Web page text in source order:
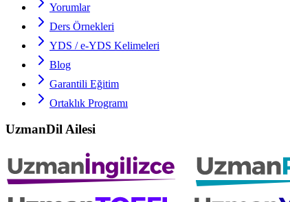
Yorumlar
Ders Örnekleri
YDS / e-YDS Kelimeleri
Blog
Garantili Eğitim
Ortaklık Programı
UzmanDil Ailesi